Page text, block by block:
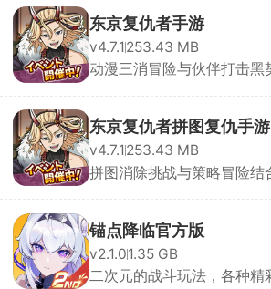
东京复仇者手游
v4.7.1 253.43 MB
动漫三消冒险与伙伴打击黑
东京复仇者拼图复仇手游
v4.7.1 253.43 MB
拼图消除挑战与策略冒险结
锚点降临官方版
v2.1.01.35 GB
二次元的战斗玩法，各种精